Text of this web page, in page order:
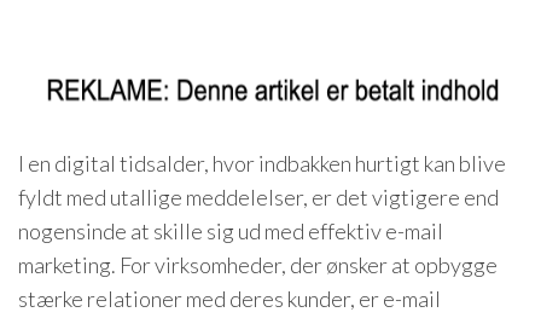
I en digital tidsalder, hvor indbakken hurtigt kan blive
fyldt med utallige meddelelser, er det vigtigere end
nogensinde at skille sig ud med effektiv e-mail
marketing. For virksomheder, der ønsker at opbygge
stærke relationer med deres kunder, er e-mail